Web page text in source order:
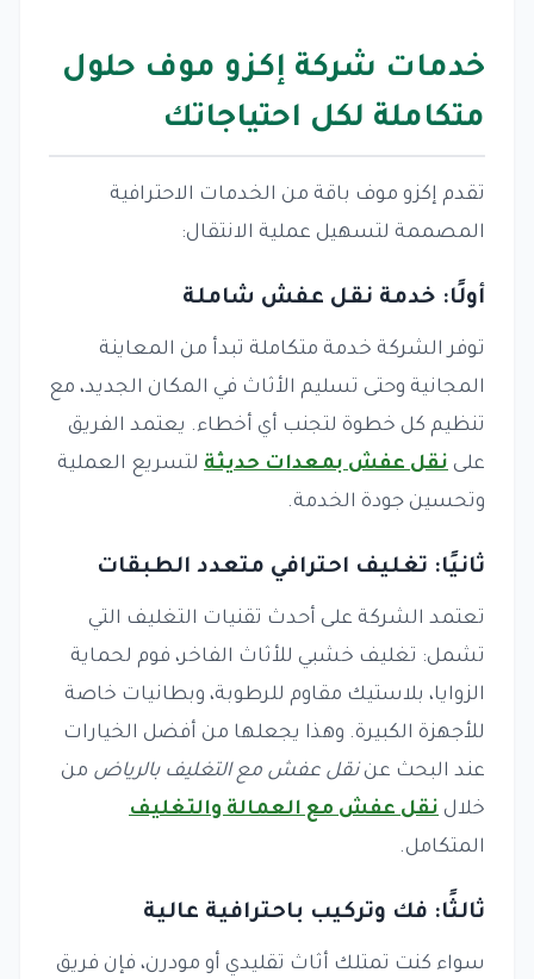
خدمات شركة إكزو موف حلول
متكاملة لكل احتياجاتك
تقدم إكزو موف باقة من الخدمات الاحترافية
المصممة لتسهيل عملية الانتقال:
أولًا: خدمة نقل عفش شاملة
توفر الشركة خدمة متكاملة تبدأ من المعاينة
المجانية وحتى تسليم الأثاث في المكان الجديد، مع
تنظيم كل خطوة لتجنب أي أخطاء. يعتمد الفريق
على نقل عفش بمعدات حديثة لتسريع العملية
وتحسين جودة الخدمة.
ثانيًا: تغليف احترافي متعدد الطبقات
تعتمد الشركة على أحدث تقنيات التغليف التي
تشمل: تغليف خشبي للأثاث الفاخر، فوم لحماية
الزوايا، بلاستيك مقاوم للرطوبة، وبطانيات خاصة
للأجهزة الكبيرة. وهذا يجعلها من أفضل الخيارات
عند البحث عننقل عفش مع التغليف بالرياض من
خلال نقل عفش مع العمالة والتغليف
المتكامل.
ثالثًا: فك وتركيب باحترافية عالية
سواء كنت تمتلك أثاث تقليدي أو مودرن، فإن فريق